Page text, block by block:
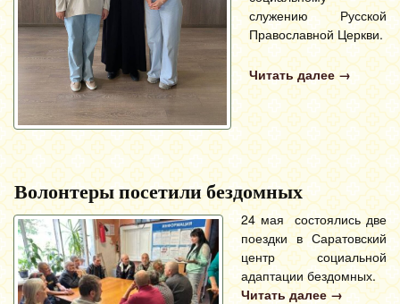
служению Русской
Православной Церкви.
Читать далее →
Волонтеры посетили бездомных
24 мая состоялись две
поездки в Саратовский
центр социальной
адаптации бездомных.
Читать далее →